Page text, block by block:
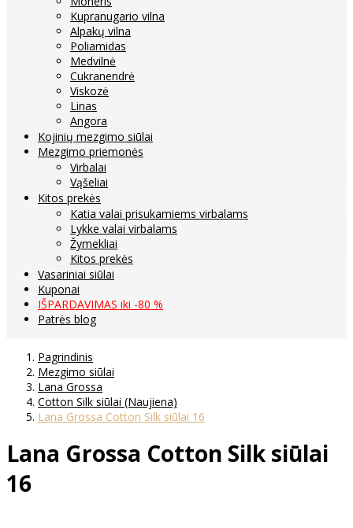
Kupranugario vilna
Alpakų vilna
Poliamidas
Medvilnė
Cukranendrė
Viskozė
Linas
Angora
Kojinių mezgimo siūlai
Mezgimo priemonės
Virbalai
Vąšeliai
Kitos prekės
Katia valai prisukamiems virbalams
Lykke valai virbalams
Žymekliai
Kitos prekės
Vasariniai siūlai
Kuponai
IŠPARDAVIMAS iki -80 %
Patrės blog
Pagrindinis
Mezgimo siūlai
Lana Grossa
Cotton Silk siūlai (Naujiena)
Lana Grossa Cotton Silk siūlai 16
Lana Grossa Cotton Silk siūlai
16